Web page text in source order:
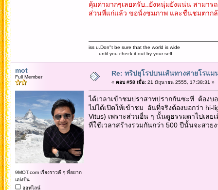
คุ้มค่ามากๆเลยครับ..ยังหนุ่มยังแน่น สามาร
ส่วนพี่แก่แล้ว ขอนั่งชมภาพ และชื่นชมตากล้
iss u.Don"t be sure that the world is wide
until you check it out by your self.
mot
Full Member
9MOT.com เรื่องราวดี ๆ ที่อยาก
แบ่งปัน
ออฟไลน์
Re: ทริปยุโรปบนเส้นทางสายโรแม
« ตอบ #58 เมื่อ:21 มิถุนายน 2555, 17:38:31 »
ได้เวลาเข้าชมปราสาทปรากกันซะที ต้องบ
ไม่ได้เปิดให้เข้าชม อันที่จริงต้องบอกว่า
Vitus) เพราะส่วนอื่น ๆ นั้นดูธรรมดาไปเล
ที่ใช้เวลาสร้างรวมกันกว่า 500 ปีนั้นจะสวย